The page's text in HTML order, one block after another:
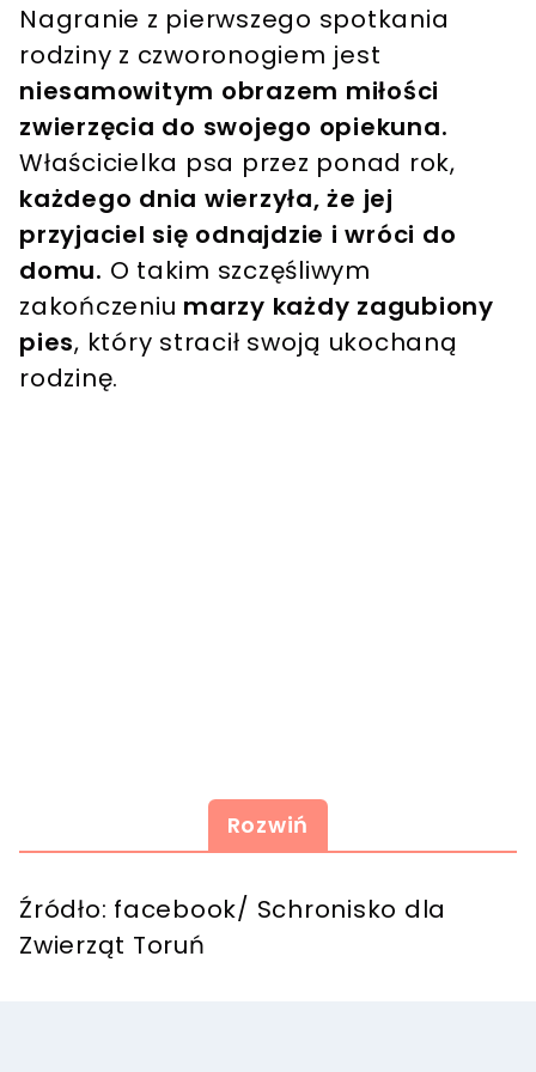
Nagranie z pierwszego spotkania
rodziny z czworonogiem jest
niesamowitym obrazem miłości
zwierzęcia do swojego opiekuna.
Właścicielka psa przez ponad rok,
każdego dnia wierzyła, że jej
przyjaciel się odnajdzie i wróci do
domu. O takim szczęśliwym
zakończeniu marzy każdy zagubiony
pies, który stracił swoją ukochaną
rodzinę.
Rozwiń
Źródło: facebook/ Schronisko dla
Zwierząt Toruń